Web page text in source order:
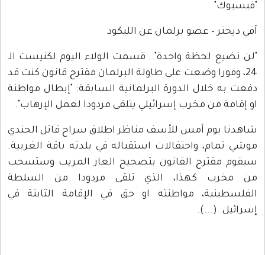
"فيسبوك"
آفي ديختر – عضو برلمان عن الليكود
"لن نضيع لحظة واحدة".. قسمت الولاء اليوم لكنيست الـ
24، وفورا وضعت على طاولة البرلمان مقترح قانون كنت قد
دفعت به خلال الدورة البرلمانية السابقة: "إبطال مواطنة
او إقامة من مخرب إسرائيلي يتلقى مردودا لعمل الإرهاب".
شاهدنا يوم أمس للأسف مناظر اطلاق سراح قاتل الجندي
موشي تمام، واحتفالات استقباله في بلدته باقة الغربية.
سيقوم مقترح القانون بتصحيح العار المريب وستسحب
من مخرب كهذا، الذي تلقى مردودا من السلطة
الفلسطينية، مواطنته او حق في الإقامة الثابتة في
إسرائيل. (...).